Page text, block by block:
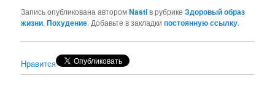
Запись опубликована авторомNastiв рубрикеЗдоровый образ
жизни,Похудение. Добавьте в закладкипостоянную ссылку.
Нравится